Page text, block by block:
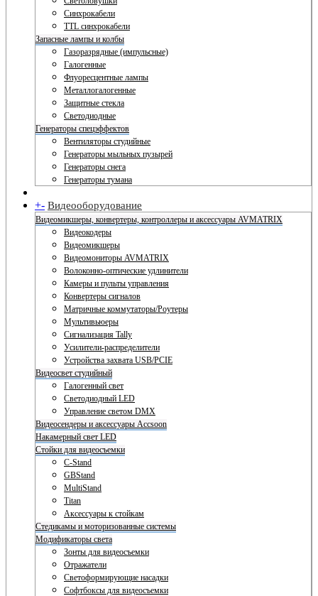
Синхрокабели
TTL синхрокабели
Запасные лампы и колбы
Газоразрядные (импульсные)
Галогенные
Флуоресцентные лампы
Металлогалогенные
Защитные стекла
Светодиодные
Генераторы спецэффектов
Вентиляторы студийные
Генераторы мыльных пузырей
Генераторы снега
Генераторы тумана
+- Видеооборудование
Видеомикшеры, конвертеры, контроллеры и аксессуары AVMATRIX
Видеокодеры
Видеомикшеры
Видеомониторы AVMATRIX
Волоконно-оптические удлинители
Камеры и пульты управления
Конвертеры сигналов
Матричные коммутаторы/Роутеры
Мультивьюеры
Сигнализация Tally
Усилители-распределители
Устройства захвата USB/PCIE
Видеосвет студийный
Галогенный свет
Светодиодный LED
Управление светом DMX
Видеосендеры и аксессуары Accsoon
Накамерный свет LED
Стойки для видеосъемки
C-Stand
GBStand
MultiStand
Titan
Аксессуары к стойкам
Стедикамы и моторизованные системы
Модификаторы света
Зонты для видеосъемки
Отражатели
Светоформирующие насадки
Софтбоксы для видеосъемки